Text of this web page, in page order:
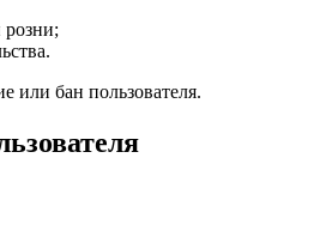
розни;
или бан пользователя.